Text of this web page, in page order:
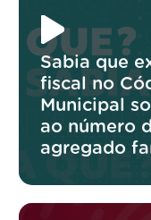
Sabia que
fiscal no
Municipal
ao número
agregado